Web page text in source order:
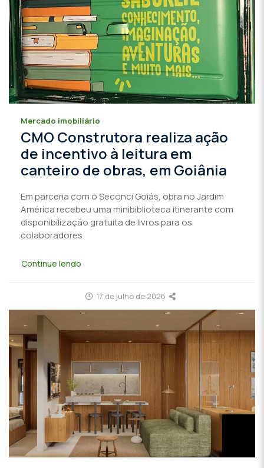
Mercado imobiliário
CMO Construtora realiza ação
de incentivo à leitura em
canteiro de obras, em Goiânia
Em parceria com o Seconci Goiás, obra no Jardim
América recebeu uma minibiblioteca itinerante com
disponibilização gratuita de livros para os
colaboradores
Continue lendo
17 de julho de 2026